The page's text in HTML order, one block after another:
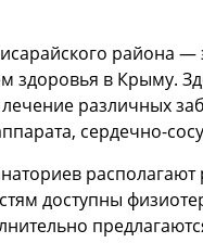
района
здоровья в Крыму.
различных
сердечно-
доступны